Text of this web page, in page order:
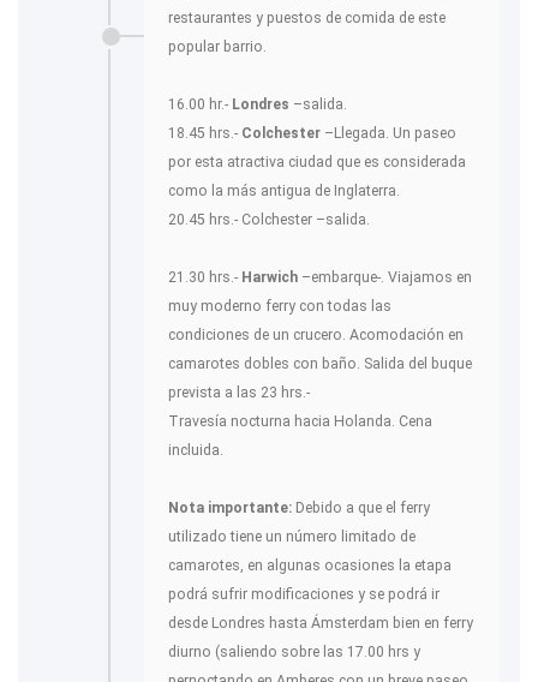
restaurantes y puestos de comida de este
popular barrio.
16.00 hr.- Londres –salida.
18.45 hrs.- Colchester –Llegada. Un paseo
por esta atractiva ciudad que es considerada
como la más antigua de Inglaterra.
20.45 hrs.- Colchester –salida.
21.30 hrs.- Harwich –embarque-. Viajamos en
muy moderno ferry con todas las
condiciones de un crucero. Acomodación en
camarotes dobles con baño. Salida del buque
prevista a las 23 hrs.-
Travesía nocturna hacia Holanda. Cena
incluida.
Nota importante: Debido a que el ferry
utilizado tiene un número limitado de
camarotes, en algunas ocasiones la etapa
podrá sufrir modificaciones y se podrá ir
desde Londres hasta Ámsterdam bien en ferry
diurno (saliendo sobre las 17.00 hrs y